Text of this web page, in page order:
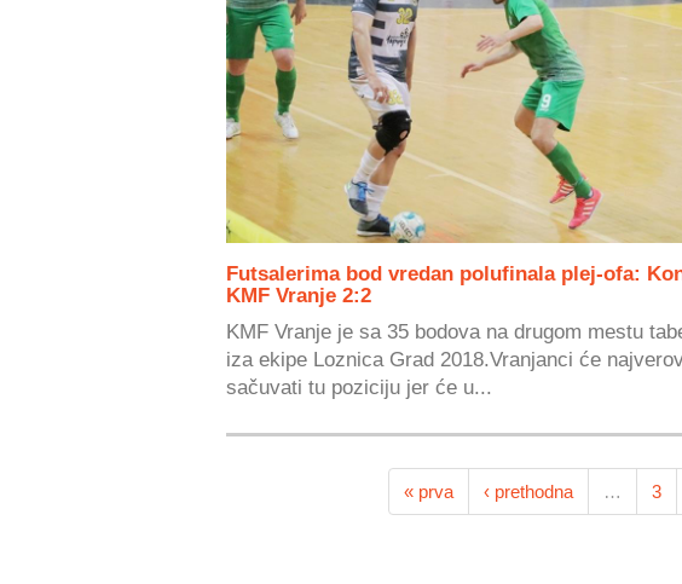
Futsalerima bod vredan polufinala plej-ofa:
KMF Vranje 2:2
KMF Vranje je sa 35 bodova na drugom mestu
iza ekipe Loznica Grad 2018.Vranjanci će
sačuvati tu poziciju jer će u...
« prva ‹ prethodna … 3